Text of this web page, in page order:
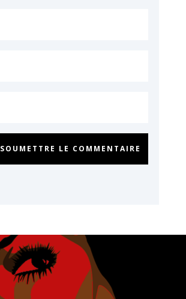
SOUMETTRE LE COMMENTAIRE